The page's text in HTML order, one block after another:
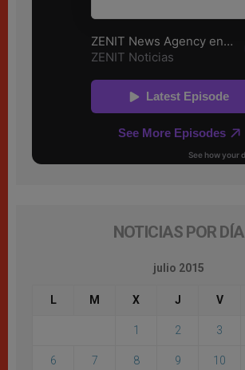
NOTICIAS POR DÍA
julio 2015
L M X J V
1 2 3
6 7 8 9 10